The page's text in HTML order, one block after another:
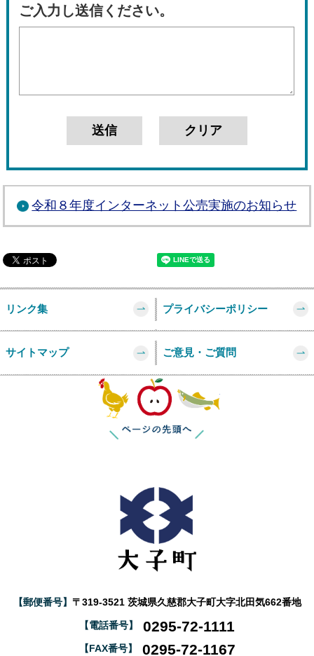
ご入力し送信ください。
令和８年度インターネット公売実施のお知らせ
リンク集 プライバシーポリシー
サイトマップ ご意見・ご質問
【郵便番号】 〒319-3521 茨城県久慈郡大子町大字北田気662番地
【電話番号】 0295-72-1111
【FAX番号】 0295-72-1167